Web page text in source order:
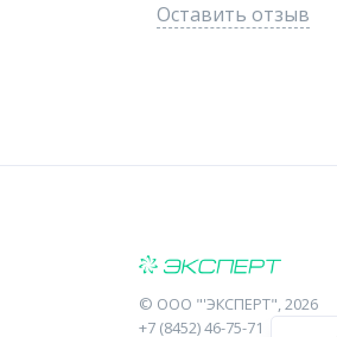
Оставить отзыв
© ООО "'ЭКСПЕРТ", 2026
+7 (8452) 46-75-71